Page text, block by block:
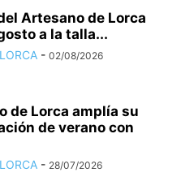
Artesano de Lorca
a la talla...
- 02/08/2026
de Lorca amplía su
de verano con
- 28/07/2026